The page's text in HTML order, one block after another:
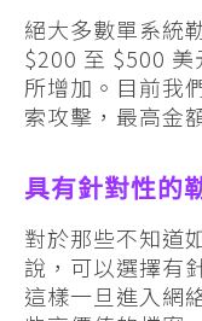
絕大多數單系統
$200 至 $500 美
所增加。目前我
索攻擊，最高金
具有針對性的
對於那些不知道
說，可以選擇有
這樣一旦進入網